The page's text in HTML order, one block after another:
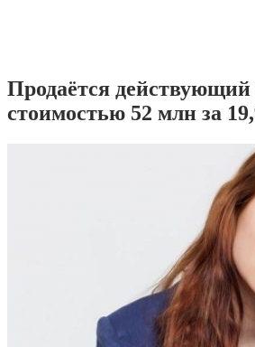
Продаётся действующий
стоимостью 52 млн за